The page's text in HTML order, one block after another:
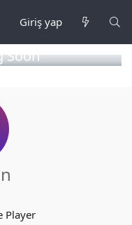
Giriş yap
Soon
Player